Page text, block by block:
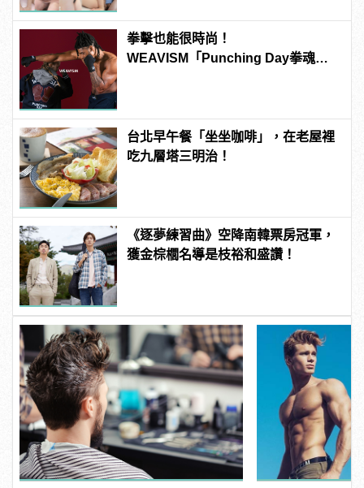
拳擊也能很時尚！
WEAVISM「Punching Day拳魂」
台北早午餐「坐坐咖啡」，在老屋裡
吃九層塔三明治！
《逐夢練習曲》空降南韓票房冠軍，
獲金棕櫚名導是枝裕和盛讚！